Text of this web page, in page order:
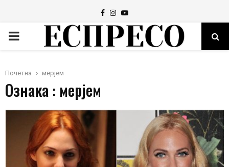
Facebook
Instagram
Youtube
PRIMARY
Почетна мерјем
Ознака : мерјем